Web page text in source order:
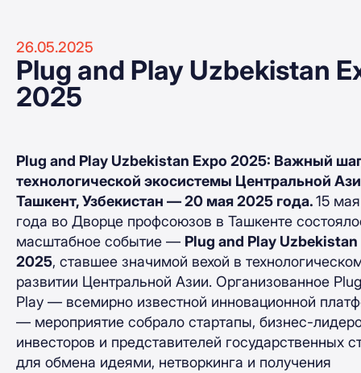
26.05.2025
Plug and Play Uzbekistan
2025
Plug and Play Uzbekistan Expo 2025: Важный
технологической экосистемы Центральной
Ташкент, Узбекистан — 20 мая 2025 года.15
года во Дворце профсоюзов в Ташкенте
масштабное событие — Plug and Play Uzbekistan
2025, ставшее значимой вехой в
развитии Центральной Азии. Организованное
Play — всемирно известной инновационной
— мероприятие собрало стартапы, бизнес-
инвесторов и представителей государственных
для обмена идеями, нетворкинга и получения